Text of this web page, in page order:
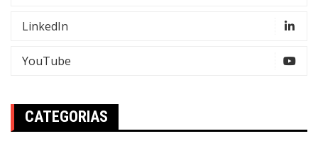
LinkedIn
YouTube
CATEGORIAS